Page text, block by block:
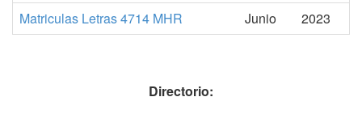
Matriculas Letras 4714 MHR
Junio 2023
Directorio: